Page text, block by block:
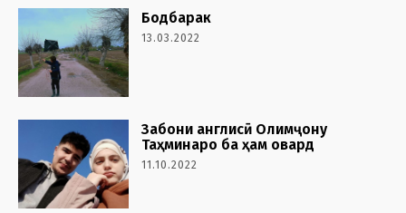
Бодбарак
13.03.2022
Забони англисӣ Олимҷону
Таҳминаро ба ҳам овард
11.10.2022